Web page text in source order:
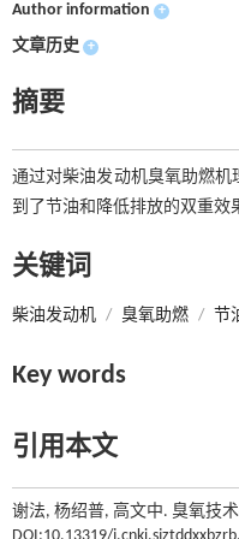
Author information +
文章历史 +
摘要
通过对柴油发动机臭氧助燃
到了节油和降低排放的双重效
关键词
柴油发动机 / 臭氧助燃 / 节
Key words
引用本文
谢法, 杨绍普, 高文中. 臭氧技